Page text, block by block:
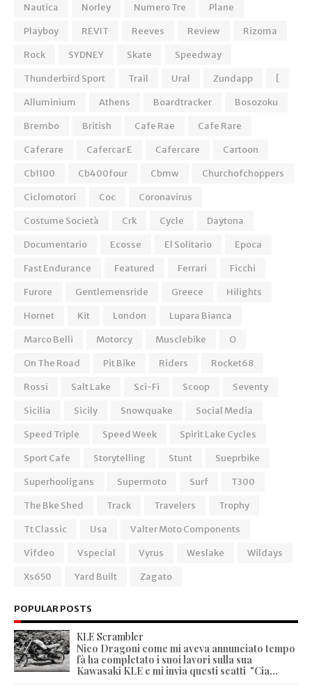
Nautica
Norley Numero Tre
Plane
Playboy
REVIT Reeves Review
Rizoma
Rock
SYDNEY Skate
Speedway
Thunderbird Sport
Trail Ural Zundapp
[
Alluminium
Athens Boardtracker
Bosozoku
Brembo
British Cafe Rae
Cafe Rare
Caferare
Cafercar E Cafercare
Cartoon
Cb1100
Cb400four Cbmw
Churchofchoppers
Ciclomotori
Coc
Coronavirus
Costume Società
Crk Cycle
Daytona
Documentario
Ecosse El Solitario
Epoca
Fast Endurance
Featured Ferrari
Ficchi
Furore
Gentlemensride Greece
Hilights
Hornet
Kit London
Lupara Bianca
Marco Belli
Motorcy Musclebike
O
On The Road
Pit Bike Riders
Rocket68
Rossi
Salt Lake Sci-Fi Scoop
Seventy
Sicilia
Sicily Snowquake
Social Media
Speed Triple
Speed Week
Spirit Lake Cycles
Sport Cafe
Storytelling Stunt
Sueprbike
Superhooligans
Supermoto Surf
T300
The Bke Shed
Track Travelers
Trophy
Tt Classic
Usa
Valter Moto Components
Vifdeo
Vspecial Vyrus Weslake
Wildays
Xs650
Yard Built Zagato
POPULAR POSTS
KLE Scrambler
Nico Dragoni come mi aveva annunciato tempo
fà ha completato i suoi lavori sulla sua
Kawasaki KLE e mi invia questi scatti "Cia...